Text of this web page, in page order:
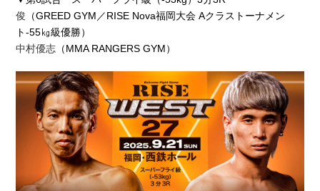
俊 （GREED GYM／RISE Nova福岡大会 Aクラストーナメン
ト-55㎏級優勝）
中村優志 （MMA RANGERS GYM）